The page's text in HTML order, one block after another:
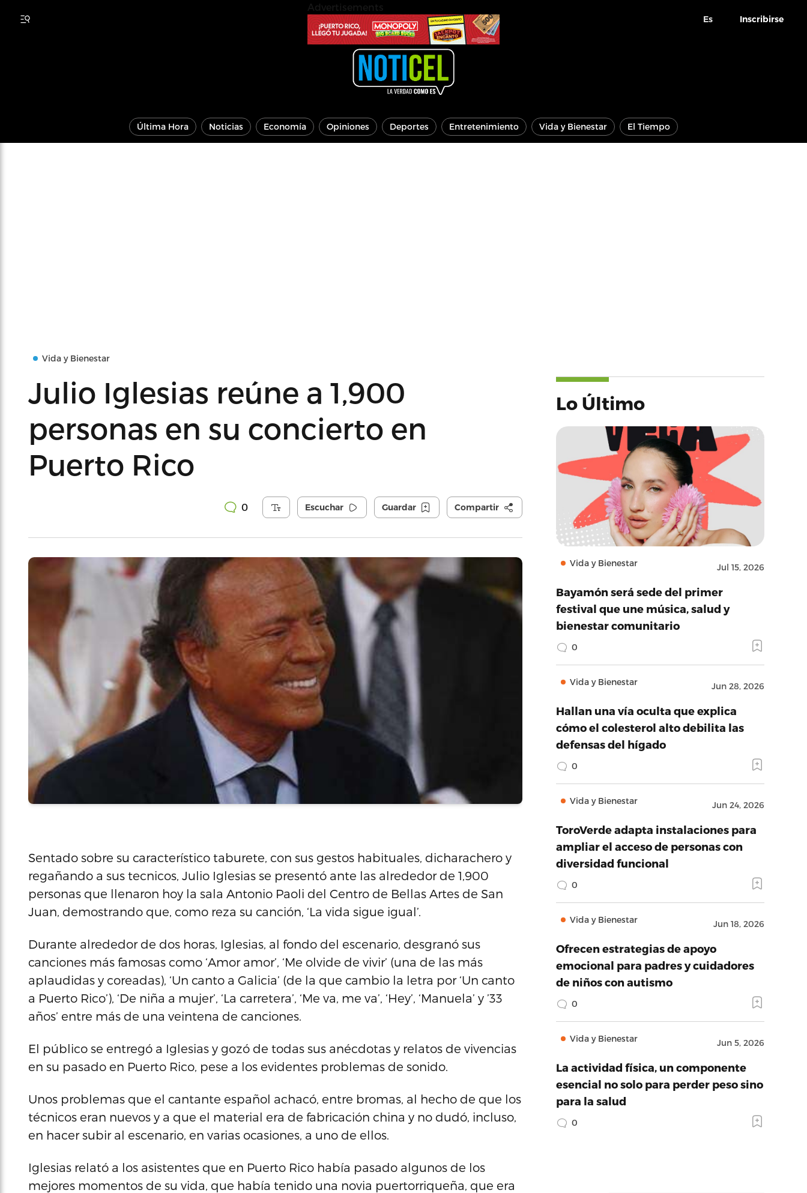
Es Inscribirse
Última Hora Noticias Economía Opiniones Deportes Entretenimiento Vida y Bienestar El Tiempo
Vida y Bienestar
Julio Iglesias reúne a 1,900
personas en su concierto en
Puerto Rico
0 Escuchar Guardar Compartir
Sentado sobre su característico taburete, con sus gestos habituales, dicharachero y
regañando a sus tecnicos, Julio Iglesias se presentó ante las alrededor de 1,900
personas que llenaron hoy la sala Antonio Paoli del Centro de Bellas Artes de San
Juan, demostrando que, como reza su canción, ‘La vida sigue igual’.
Durante alrededor de dos horas, Iglesias, al fondo del escenario, desgranó sus
canciones más famosas como ‘Amor amor’, ‘Me olvide de vivir’ (una de las más
aplaudidas y coreadas), ‘Un canto a Galicia’ (de la que cambio la letra por ‘Un canto
a Puerto Rico’), ‘De niña a mujer’, ‘La carretera’, ‘Me va, me va’, ‘Hey’, ‘Manuela’ y ’33
años’ entre más de una veintena de canciones.
El público se entregó a Iglesias y gozó de todas sus anécdotas y relatos de vivencias
en su pasado en Puerto Rico, pese a los evidentes problemas de sonido.
Unos problemas que el cantante español achacó, entre bromas, al hecho de que los
técnicos eran nuevos y a que el material era de fabricación china y no dudó, incluso,
en hacer subir al escenario, en varias ocasiones, a uno de ellos.
Iglesias relató a los asistentes que en Puerto Rico había pasado algunos de los
mejores momentos de su vida, que había tenido una novia puertorriqueña, que era
Lo Último
Vida y Bienestar Jul 15, 2026
Bayamón será sede del primer
festival que une música, salud y
bienestar comunitario
0
Vida y Bienestar Jun 28, 2026
Hallan una vía oculta que explica
cómo el colesterol alto debilita las
defensas del hígado
0
Vida y Bienestar Jun 24, 2026
ToroVerde adapta instalaciones para
ampliar el acceso de personas con
diversidad funcional
0
Vida y Bienestar Jun 18, 2026
Ofrecen estrategias de apoyo
emocional para padres y cuidadores
de niños con autismo
0
Vida y Bienestar Jun 5, 2026
La actividad física, un componente
esencial no solo para perder peso sino
para la salud
0